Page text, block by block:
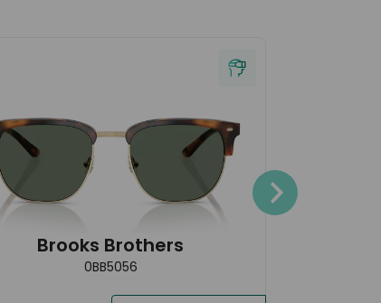
Brooks Brothers
0BB5056